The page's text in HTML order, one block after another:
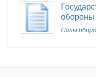
обороны
Силы